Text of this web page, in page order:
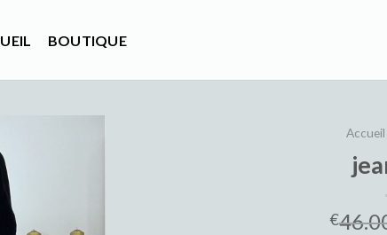
BOUTIQUE
Accueil
€